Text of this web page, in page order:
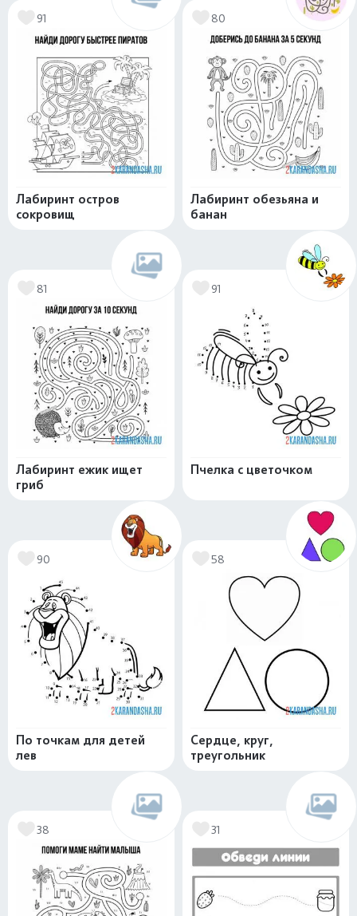
91
Лабиринт остров
сокровищ
80
Лабиринт обезьяна и
банан
81
Лабиринт ежик ищет
гриб
91
Пчелка с цветочком
90
По точкам для детей
лев
58
Сердце, круг,
треугольник
38 31